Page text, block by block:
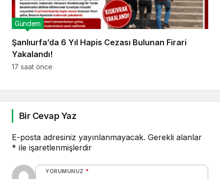
Şanlıurfa’da 6 Yıl Hapis Cezası Bulunan Firari
Yakalandı!
Gündem
17 saat önce
Bir Cevap Yaz
E-posta adresiniz yayınlanmayacak. Gerekli alanlar
* ile işaretlenmişlerdir
YORUMUNUZ *